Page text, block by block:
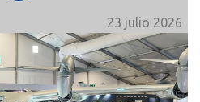
23 julio 2026